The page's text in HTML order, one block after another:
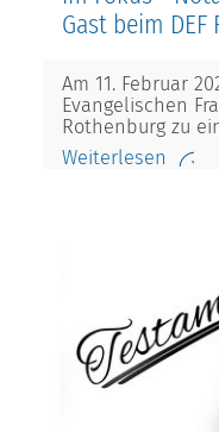
Gast beim
Am 11. Februar
Evangelischen
Rothenburg zu
Weiterlesen